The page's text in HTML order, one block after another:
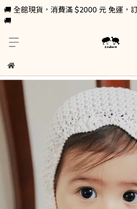
🚚 全館現貨，消費滿 $2000 元 免運，
🚚